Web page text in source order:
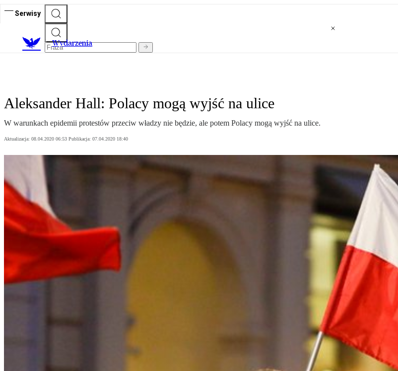
Serwisy
Wydarzenia
Aleksander Hall: Polacy mogą wyjść na ulice
W warunkach epidemii protestów przeciw władzy nie będzie, ale potem Polacy mogą wyjść na ulice.
Aktualizacja: 08.04.2020 06:53 Publikacja: 07.04.2020 18:40